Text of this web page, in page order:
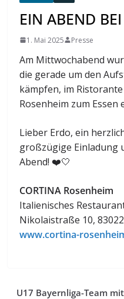
EIN ABEND
1. Mai 2025 Presse
Am Mittwochabend
die gerade um den
kämpfen, im
Rosenheim zum Essen
Lieber Erdo, ein
großzügige Einladung
Abend! ❤️🤍
CORTINA Rosenheim
Italienisches
Nikolaistraße 10,
www.cortina-
U17 Bayernliga-Team